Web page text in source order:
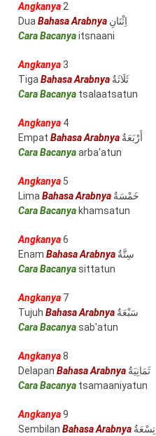
Angkanya 2
Dua Bahasa Arabnya اِثْنَانِ
Cara Bacanyaitsnaani
Angkanya 3
Tiga Bahasa Arabnya ثَلَاثَةٌ
Cara Bacanya tsalaatsatun
Angkanya 4
Empat Bahasa Arabnya أَرْبَعَةٌ
Cara Bacanyaarba'atun
Angkanya 5
Lima Bahasa Arabnya خَمْسَةٌ
Cara Bacanya khamsatun
Angkanya6
Enam Bahasa Arabnya سِتَّةٌ
Cara Bacanyasittatun
Angkanya 7
Tujuh Bahasa Arabnya سَبْعَةٌ
Cara Bacanyasab'atun
Angkanya8
Delapan Bahasa Arabnya ثَمَانِيَةٌ
Cara Bacanya tsamaaniyatun
Angkanya9
Sembilan Bahasa Arabnya تِسْعَةٌ